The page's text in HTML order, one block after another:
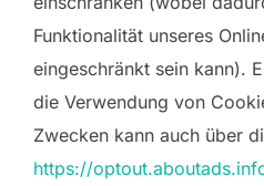
Funktionalität unseres
eingeschränkt sein kann).
die Verwendung von
Zwecken kann auch über
https://